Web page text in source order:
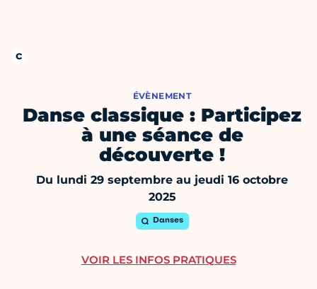
ÉVÈNEMENT
Danse classique : Participez
à une séance de
découverte !
Du lundi 29 septembre au jeudi 16 octobre
2025
Danses
VOIR LES INFOS PRATIQUES